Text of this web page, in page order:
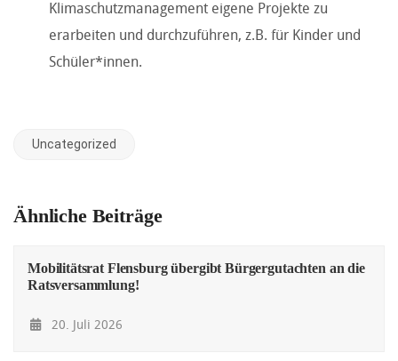
Klimaschutzmanagement eigene Projekte zu
erarbeiten und durchzuführen, z.B. für Kinder und
Schüler*innen.
Uncategorized
Ähnliche Beiträge
Mobilitätsrat Flensburg übergibt Bürgergutachten an die
Ratsversammlung!
20. Juli 2026